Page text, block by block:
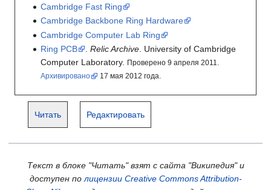
Cambridge Fast Ring
Cambridge Backbone Ring Hardware
Cambridge Computer Lab Ring
Ring PCB
Relic Archive University of Cambridge
Computer Laboratory.
Проверено 9 апреля 2011.
Архивировано
17 мая 2012 года.
Читать Редактировать
Текст в блоке "Читать" взят с сайта "Википедия" и
доступен по лицензии Creative Commons Attribution-